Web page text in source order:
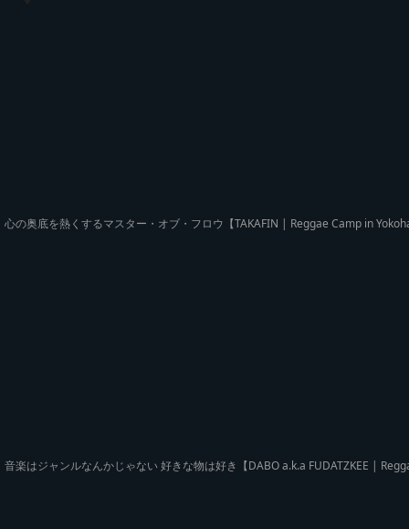
心の奥底を熱くするマスター・オブ・フロウ【TAKAFIN | Reggae Camp in
音楽はジャンルなんかじゃない 好きな物は好き【DABO a.k.a FUDATZKEE |